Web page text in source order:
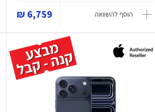
הוסף להשוואה 6,759 ₪